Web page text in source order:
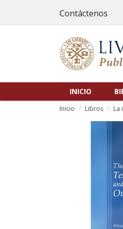
Contáctenos
INICIO
Inicio Libros La